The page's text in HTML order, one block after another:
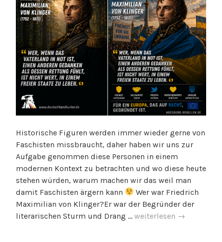
Historische Figuren werden immer wieder gerne von
Faschisten missbraucht, daher haben wir uns zur
Aufgabe genommen diese Personen in einem
modernen Kontext zu betrachten und wo diese heute
stehen würden, warum machen wir das weil man
damit Faschisten ärgern kann
Wer war Friedrich
Maximilian von Klinger?Er war der Begründer der
literarischen Sturm und Drang … Friedrich
weiterlesen →